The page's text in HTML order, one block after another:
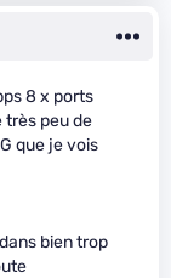
8 x ports
très peu de
que je vois
bien trop